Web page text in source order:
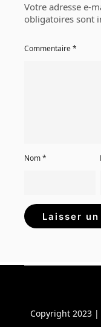
Votre adresse e-
obligatoires sont
Commentaire*
Nom*
Copyright 2023 |